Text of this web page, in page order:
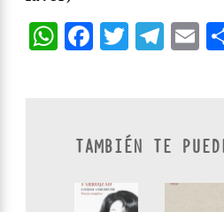
WhatsApp
Facebook
TAMBIÉN TE